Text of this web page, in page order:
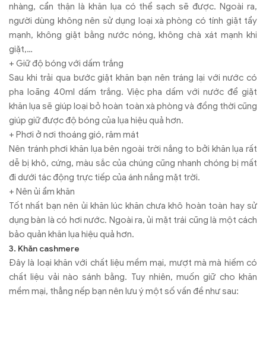
nhàng, cẩn thận là khăn lụa có thể sạch sẽ được. Ngoài ra,
người dùng không nên sử dụng loại xà phòng có tính giặt tẩy
mạnh, không giặt bằng nước nóng, không chà xát mạnh khi
giặt,…
+ Giữ độ bóng với dấm trắng
Sau khi trải qua bước giặt khăn bạn nên tráng lại với nước có
pha loãng 40ml dấm trắng. Việc pha dấm với nước để giặt
khăn lụa sẽ giúp loại bỏ hoàn toàn xà phòng và đồng thời cũng
giúp giữ được độ bóng của lụa hiệu quả hơn.
+ Phơi ở nơi thoáng gió, râm mát
Nên tránh phơi khăn lụa bên ngoài trời nắng to bởi khăn lụa rất
dễ bị khô, cứng, màu sắc của chúng cũng nhanh chóng bị mất
đi dưới tác động trực tiếp của ánh nắng mặt trời.
+ Nên ủi ẩm khăn
Tốt nhất bạn nên ủi khăn lúc khăn chưa khô hoàn toàn hay sử
dụng bàn là có hơi nước. Ngoài ra, ủi mặt trái cũng là một cách
bảo quản khăn lụa hiệu quả hơn.
3. Khăn cashmere
Đây là loại khăn với chất liệu mềm mại, mượt mà mà hiếm có
chất liệu vải nào sánh bằng. Tuy nhiên, muốn giữ cho khăn
mềm mại, thẳng nếp bạn nên lưu ý một số vấn đề như sau: